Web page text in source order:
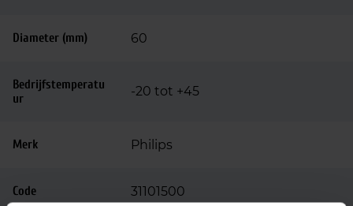
Diameter (mm) 60
Bedrijfstemperatu
ur
-20 tot +45
Merk Philips
Code 31101500